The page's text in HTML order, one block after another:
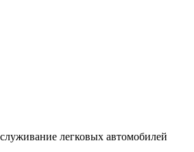
легковых автомобилей